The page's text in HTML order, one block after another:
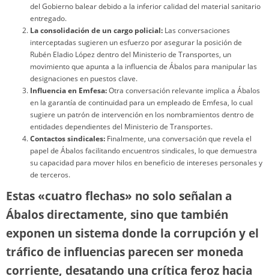
del Gobierno balear debido a la inferior calidad del material sanitario
entregado.
La consolidación de un cargo policial: Las conversaciones
interceptadas sugieren un esfuerzo por asegurar la posición de
Rubén Eladio López dentro del Ministerio de Transportes, un
movimiento que apunta a la influencia de Ábalos para manipular las
designaciones en puestos clave.
Influencia en Emfesa:Otra conversación relevante implica a Ábalos
en la garantía de continuidad para un empleado de Emfesa, lo cual
sugiere un patrón de intervención en los nombramientos dentro de
entidades dependientes del Ministerio de Transportes.
Contactos sindicales: Finalmente, una conversación que revela el
papel de Ábalos facilitando encuentros sindicales, lo que demuestra
su capacidad para mover hilos en beneficio de intereses personales y
de terceros.
Estas «cuatro flechas» no solo señalan a
Ábalos directamente, sino que también
exponen un sistema donde la corrupción y el
tráfico de influencias parecen ser moneda
corriente, desatando una crítica feroz hacia